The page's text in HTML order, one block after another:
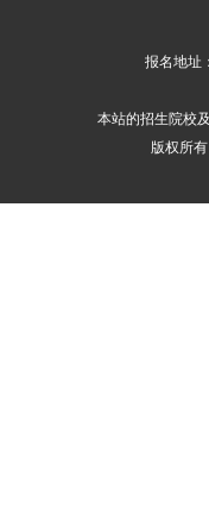
报名地址
本站的招生院校
版权所